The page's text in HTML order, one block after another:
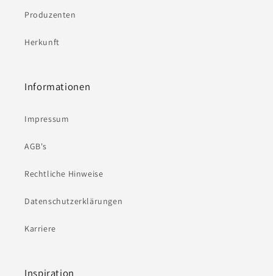
Produzenten
Herkunft
Informationen
Impressum
AGB's
Rechtliche Hinweise
Datenschutzerklärungen
Karriere
Inspiration